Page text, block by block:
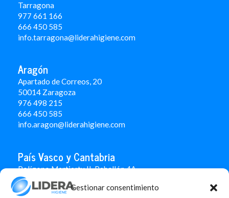
Gestionar consentimiento
Tarragona
977 661 166
666 450 585
info.tarragona@liderahigiene.com
Aragón
Apartado de Correos, 20
50014 Zaragoza
976 498 215
666 450 585
info.aragon@liderahigiene.com
País Vasco y Cantabria
Polígono Martiartu II. Pabellón 4A
48480 Arrigorriaga
Bizkaia